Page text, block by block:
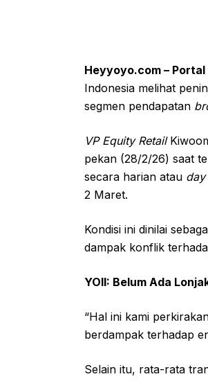
Heyyoyo.com –
Indonesia melihat
segmen pendapatan
VP Equity Retail
pekan (28/2/26) saat
secara harian atau
2 Maret.
Kondisi ini dinilai
dampak konflik
YOII: Belum Ada
“Hal ini kami
berdampak terhadap
Selain itu, rata-rata